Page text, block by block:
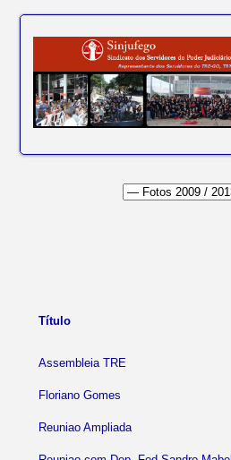
Título
Assembleia TRE
Floriano Gomes
Reuniao Ampliada